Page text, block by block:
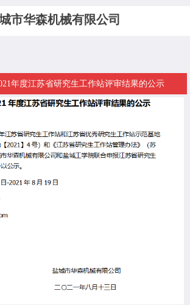
市华森机械有限公司
年度江苏省研究生工作站评审结果的公示